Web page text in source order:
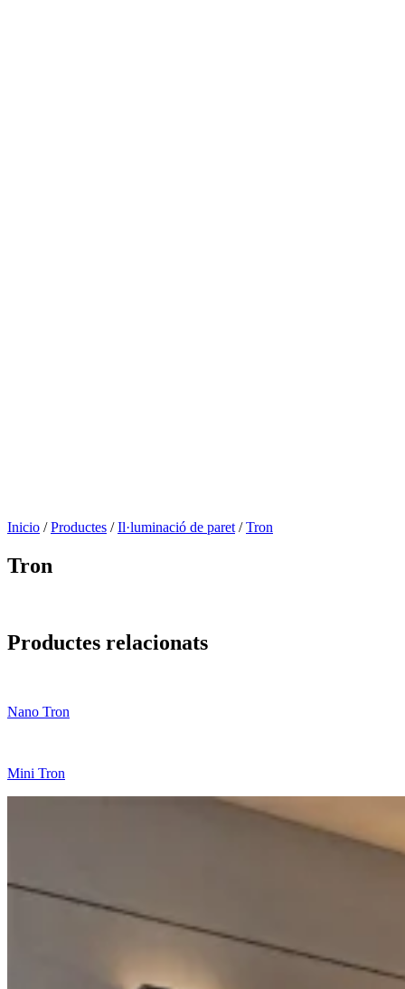
Inicio / Productes / Il·luminació de paret / Tron
Tron
Productes relacionats
Nano Tron
Mini Tron